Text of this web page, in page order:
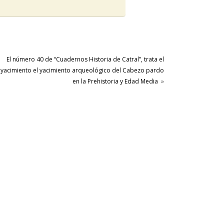
El número 40 de “Cuadernos Historia de Catral”, trata el
yacimiento el yacimiento arqueológico del Cabezo pardo
en la Prehistoria y Edad Media »